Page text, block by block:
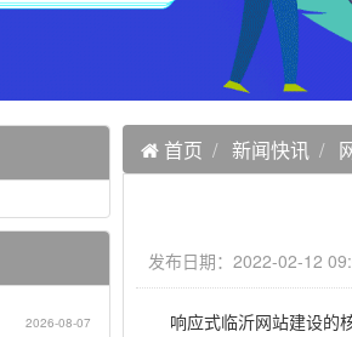
2026-08-07
首页 新闻快讯
发布日期：2022-02-12
响应式临沂网站建设的核